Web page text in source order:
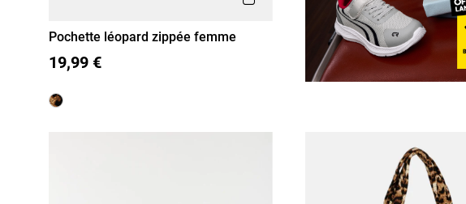
T U
Pochette léopard zippée femme
19,99 €